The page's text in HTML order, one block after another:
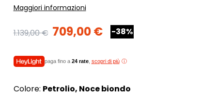
Maggiori informazioni
1.139,00 € 709,00 € -38%
paga fino a 24 rate, scopri di più
Colore: Petrolio, Noce biondo